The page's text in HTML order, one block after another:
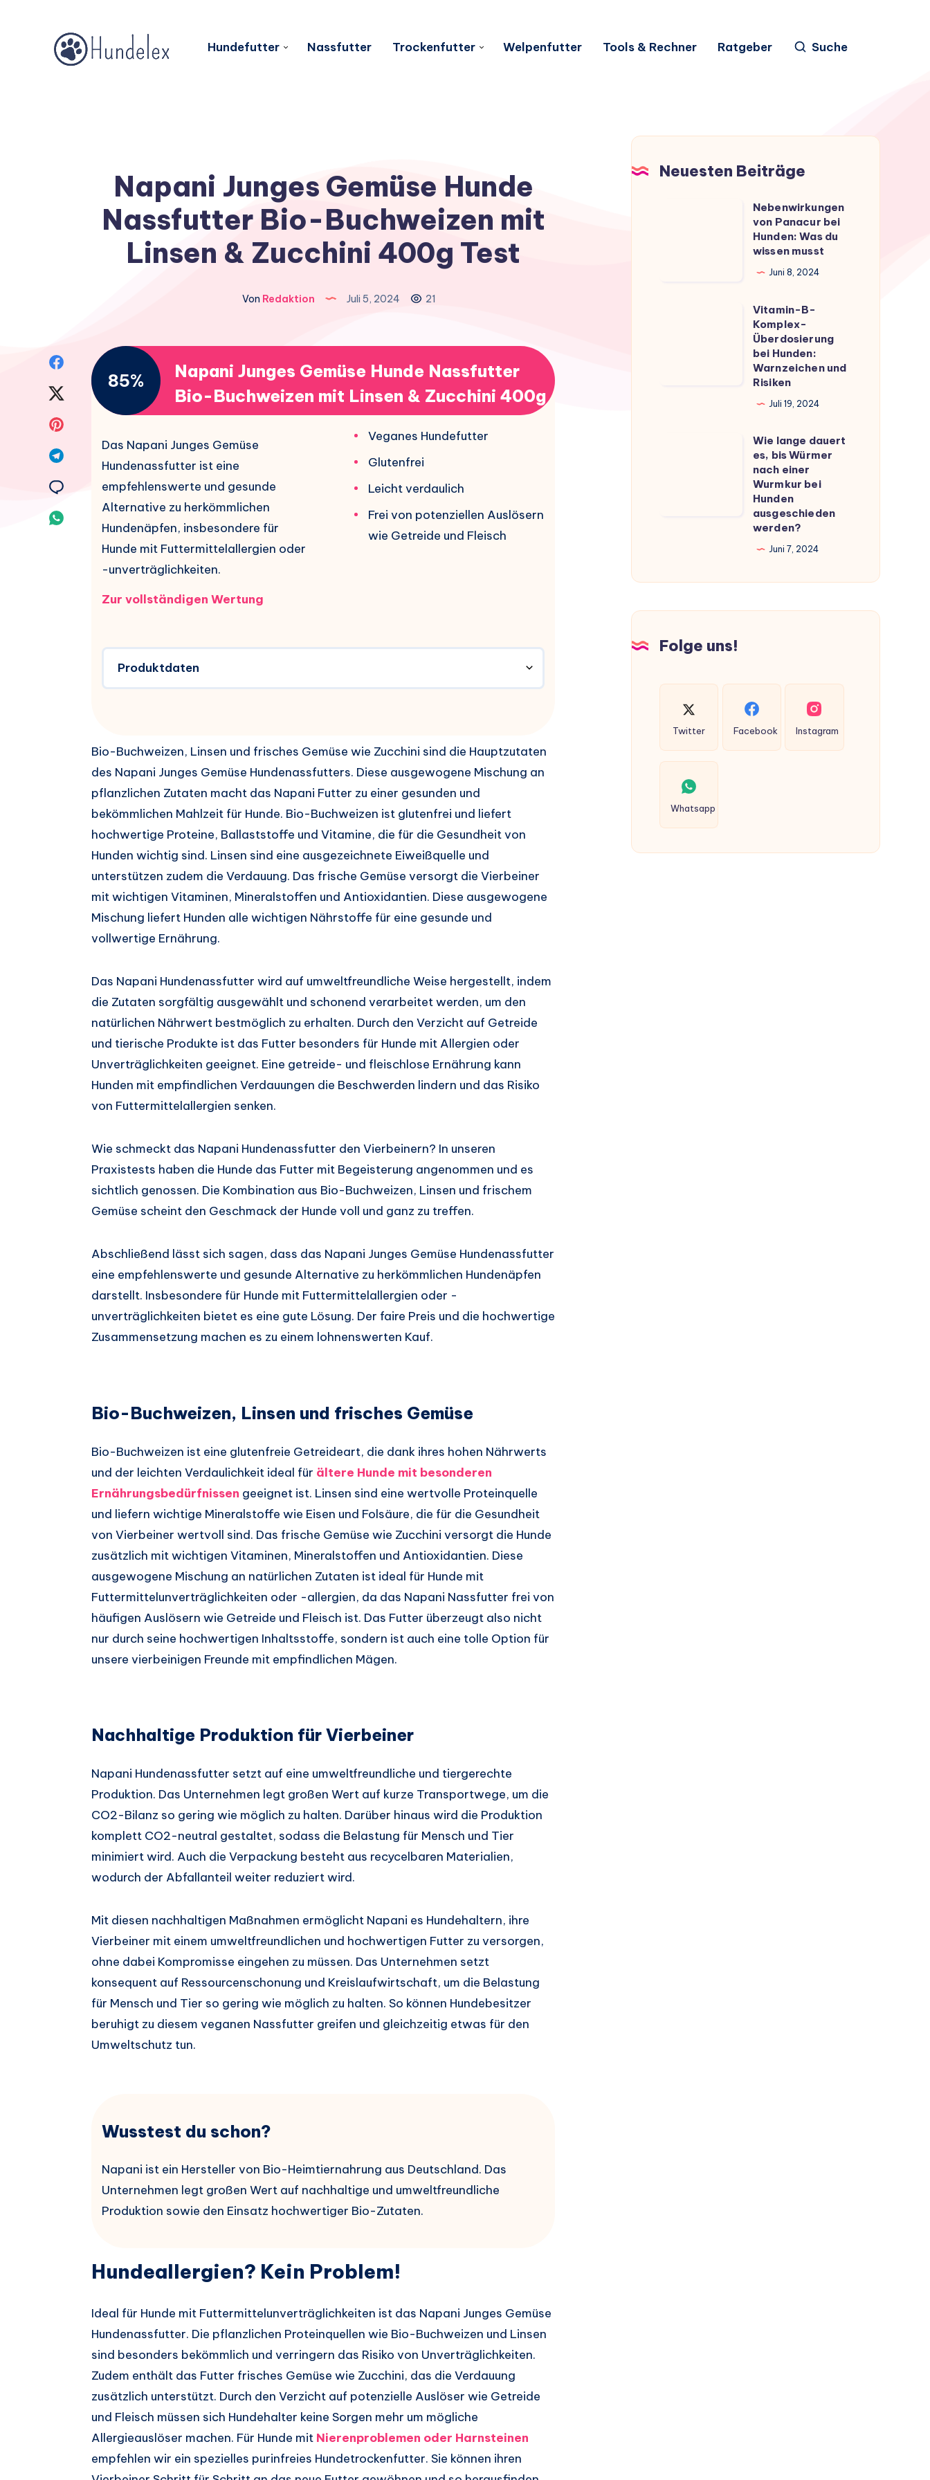
Hundefutter Nassfutter Trockenfutter Welpenfutter Tools & Rechner Ratgeber Suche
Napani Junges Gemüse Hunde
Nassfutter Bio-Buchweizen mit
Linsen & Zucchini 400g Test
Von Redaktion Juli 5, 2024 21
Facebook
Pinterest
Telegram
Whatsapp
85%
Napani Junges Gemüse Hunde Nassfutter
Bio-Buchweizen mit Linsen & Zucchini 400g
Das Napani Junges Gemüse
Hundenassfutter ist eine
empfehlenswerte und gesunde
Alternative zu herkömmlichen
Hundenäpfen, insbesondere für
Hunde mit Futtermittelallergien oder
-unverträglichkeiten.
Zur vollständigen Wertung
Veganes Hundefutter
Glutenfrei
Leicht verdaulich
Frei von potenziellen Auslösern
wie Getreide und Fleisch
Produktdaten
Bio-Buchweizen, Linsen und frisches Gemüse wie Zucchini sind die Hauptzutaten
des Napani Junges Gemüse Hundenassfutters. Diese ausgewogene Mischung an
pflanzlichen Zutaten macht das Napani Futter zu einer gesunden und
bekömmlichen Mahlzeit für Hunde. Bio-Buchweizen ist glutenfrei und liefert
hochwertige Proteine, Ballaststoffe und Vitamine, die für die Gesundheit von
Hunden wichtig sind. Linsen sind eine ausgezeichnete Eiweißquelle und
unterstützen zudem die Verdauung. Das frische Gemüse versorgt die Vierbeiner
mit wichtigen Vitaminen, Mineralstoffen und Antioxidantien. Diese ausgewogene
Mischung liefert Hunden alle wichtigen Nährstoffe für eine gesunde und
vollwertige Ernährung.
Das Napani Hundenassfutter wird auf umweltfreundliche Weise hergestellt, indem
die Zutaten sorgfältig ausgewählt und schonend verarbeitet werden, um den
natürlichen Nährwert bestmöglich zu erhalten. Durch den Verzicht auf Getreide
und tierische Produkte ist das Futter besonders für Hunde mit Allergien oder
Unverträglichkeiten geeignet. Eine getreide- und fleischlose Ernährung kann
Hunden mit empfindlichen Verdauungen die Beschwerden lindern und das Risiko
von Futtermittelallergien senken.
Wie schmeckt das Napani Hundenassfutter den Vierbeinern? In unseren
Praxistests haben die Hunde das Futter mit Begeisterung angenommen und es
sichtlich genossen. Die Kombination aus Bio-Buchweizen, Linsen und frischem
Gemüse scheint den Geschmack der Hunde voll und ganz zu treffen.
Abschließend lässt sich sagen, dass das Napani Junges Gemüse Hundenassfutter
eine empfehlenswerte und gesunde Alternative zu herkömmlichen Hundenäpfen
darstellt. Insbesondere für Hunde mit Futtermittelallergien oder -
unverträglichkeiten bietet es eine gute Lösung. Der faire Preis und die hochwertige
Zusammensetzung machen es zu einem lohnenswerten Kauf.
Bio-Buchweizen, Linsen und frisches Gemüse
Bio-Buchweizen ist eine glutenfreie Getreideart, die dank ihres hohen Nährwerts
und der leichten Verdaulichkeit ideal für ältere Hunde mit besonderen
Ernährungsbedürfnissen geeignet ist. Linsen sind eine wertvolle Proteinquelle
und liefern wichtige Mineralstoffe wie Eisen und Folsäure, die für die Gesundheit
von Vierbeiner wertvoll sind. Das frische Gemüse wie Zucchini versorgt die Hunde
zusätzlich mit wichtigen Vitaminen, Mineralstoffen und Antioxidantien. Diese
ausgewogene Mischung an natürlichen Zutaten ist ideal für Hunde mit
Futtermittelunverträglichkeiten oder -allergien, da das Napani Nassfutter frei von
häufigen Auslösern wie Getreide und Fleisch ist. Das Futter überzeugt also nicht
nur durch seine hochwertigen Inhaltsstoffe, sondern ist auch eine tolle Option für
unsere vierbeinigen Freunde mit empfindlichen Mägen.
Nachhaltige Produktion für Vierbeiner
Napani Hundenassfutter setzt auf eine umweltfreundliche und tiergerechte
Produktion. Das Unternehmen legt großen Wert auf kurze Transportwege, um die
CO2-Bilanz so gering wie möglich zu halten. Darüber hinaus wird die Produktion
komplett CO2-neutral gestaltet, sodass die Belastung für Mensch und Tier
minimiert wird. Auch die Verpackung besteht aus recycelbaren Materialien,
wodurch der Abfallanteil weiter reduziert wird.
Mit diesen nachhaltigen Maßnahmen ermöglicht Napani es Hundehaltern, ihre
Vierbeiner mit einem umweltfreundlichen und hochwertigen Futter zu versorgen,
ohne dabei Kompromisse eingehen zu müssen. Das Unternehmen setzt
konsequent auf Ressourcenschonung und Kreislaufwirtschaft, um die Belastung
für Mensch und Tier so gering wie möglich zu halten. So können Hundebesitzer
beruhigt zu diesem veganen Nassfutter greifen und gleichzeitig etwas für den
Umweltschutz tun.
Wusstest du schon?
Napani ist ein Hersteller von Bio-Heimtiernahrung aus Deutschland. Das
Unternehmen legt großen Wert auf nachhaltige und umweltfreundliche
Produktion sowie den Einsatz hochwertiger Bio-Zutaten.
Hundeallergien? Kein Problem!
Ideal für Hunde mit Futtermittelunverträglichkeiten ist das Napani Junges Gemüse
Hundenassfutter. Die pflanzlichen Proteinquellen wie Bio-Buchweizen und Linsen
sind besonders bekömmlich und verringern das Risiko von Unverträglichkeiten.
Zudem enthält das Futter frisches Gemüse wie Zucchini, das die Verdauung
zusätzlich unterstützt. Durch den Verzicht auf potenzielle Auslöser wie Getreide
und Fleisch müssen sich Hundehalter keine Sorgen mehr um mögliche
Allergieauslöser machen. Für Hunde mit Nierenproblemen oder Harnsteinen
empfehlen wir ein spezielles purinfreies Hundetrockenfutter. Sie können ihren
Neuesten Beiträge
Nebenwirkungen
von Panacur bei
Hunden: Was du
wissen musst
Juni 8, 2024
Vitamin-B-
Komplex-
Überdosierung
bei Hunden:
Warnzeichen und
Risiken
Juli 19, 2024
Hunden
ausgeschieden
Wie lange dauert
es, bis Würmer
nach einer
Wurmkur bei
Hunden
ausgeschieden
werden?
Juni 7, 2024
Folge uns!
Twitter Facebook Instagram
Whatsapp